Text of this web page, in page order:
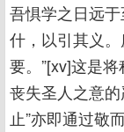
吾惧学之日远
什，以引其义
要。”[xv]这是
丧失圣人之意
止”亦即通过敬